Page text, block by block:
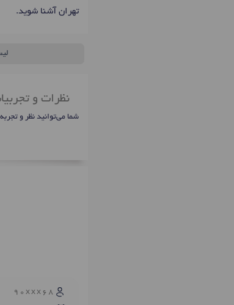
تهران آشنا شوید.
نظرات و
شما می‌توانید نظر و
90xxx68